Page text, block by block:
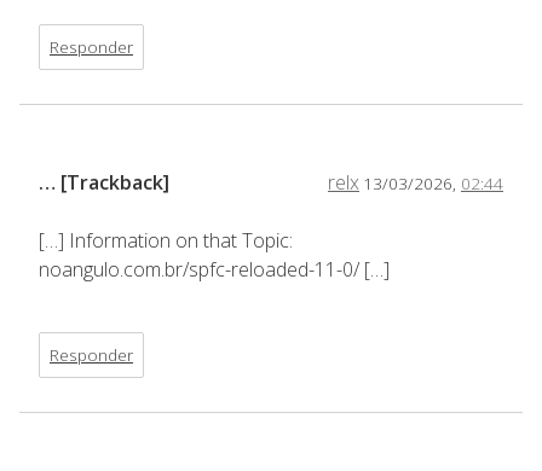
Responder
relx 13/03/2026, 02:44
… [Trackback]
[…] Information on that Topic:
noangulo.com.br/spfc-reloaded-11-0/ […]
Responder